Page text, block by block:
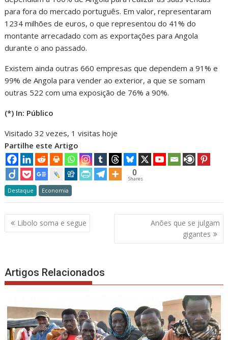
para fora do mercado português. Em valor, representaram
1234 milhões de euros, o que representou do 41% do
montante arrecadado com as exportações para Angola
durante o ano passado.
Existem ainda outras 660 empresas que dependem a 91% e
99% de Angola para vender ao exterior, a que se somam
outras 522 com uma exposição de 76% a 90%.
(*) In: Público
Visitado 32 vezes, 1 visitas hoje
Partilhe este Artigo
0
Shares
Destaque Economia
Navegação
de
Libolo soma e segue
Anões que se julgam
gigantes
Artigos Relacionados